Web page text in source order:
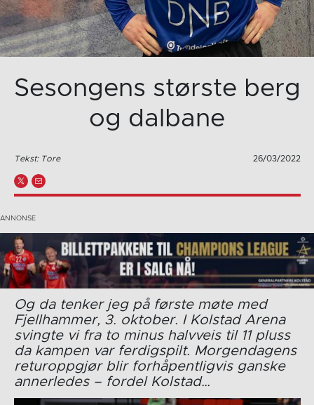
Sesongens største berg
og dalbane
Tekst: Tore 26/03/2022
Og da tenker jeg på første møte med
Fjellhammer, 3. oktober. I Kolstad Arena
svingte vi fra to minus halvveis til 11 pluss
da kampen var ferdigspilt. Morgendagens
returoppgjør blir forhåpentligvis ganske
annerledes – fordel Kolstad…